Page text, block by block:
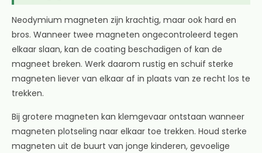
Neodymium magneten zijn krachtig, maar ook hard en
bros. Wanneer twee magneten ongecontroleerd tegen
elkaar slaan, kan de coating beschadigen of kan de
magneet breken. Werk daarom rustig en schuif sterke
magneten liever van elkaar af in plaats van ze recht los te
trekken.
Bij grotere magneten kan klemgevaar ontstaan wanneer
magneten plotseling naar elkaar toe trekken. Houd sterke
magneten uit de buurt van jonge kinderen, gevoelige